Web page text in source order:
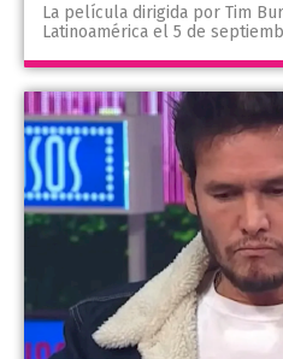
La película dirigida por Tim
Latinoamérica el 5 de